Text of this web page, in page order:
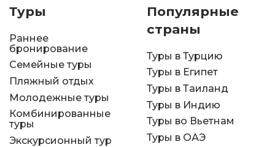
Туры
Раннее
бронирование
Семейные туры
Пляжный отдых
Молодежные туры
Комбинированные
туры
Экскурсионный тур
Популярные
страны
Туры в Турцию
Туры в Египет
Туры в Таиланд
Туры в Индию
Туры во Вьетнам
Туры в ОАЭ